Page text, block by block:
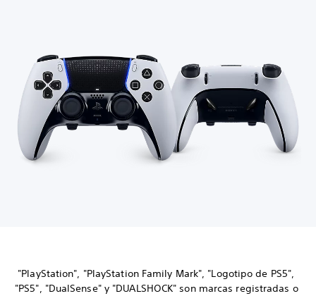
"PlayStation", "PlayStation Family Mark", "Logotipo de PS5",
"PS5", "DualSense" y "DUALSHOCK" son marcas registradas o